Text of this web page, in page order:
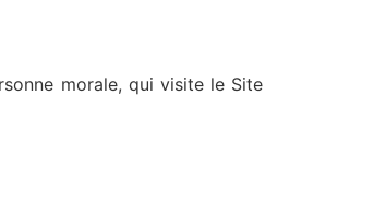
morale, qui visite le Site